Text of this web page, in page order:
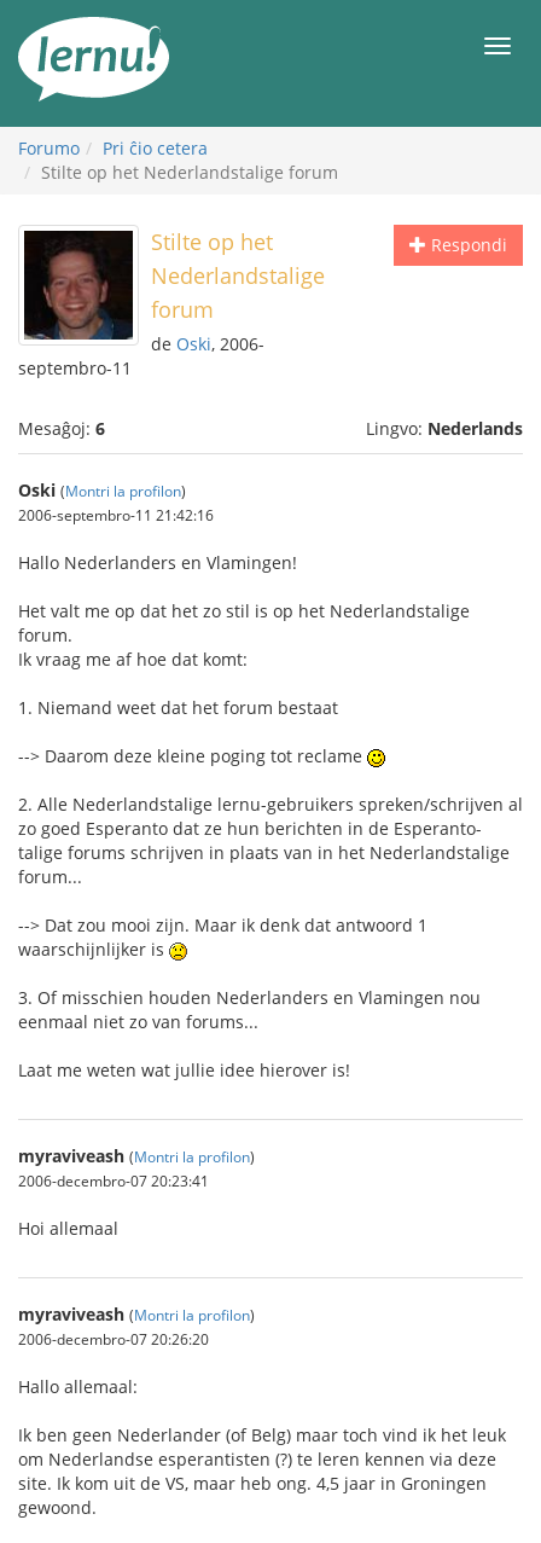
enhavo
Forumo
Pri ĉio cetera
Stilte op het Nederlandstalige forum
Respondi
Stilte op het
Nederlandstalige
forum
de Oski, 2006-
septembro-11
Mesaĝoj: 6 Lingvo: Nederlands
Oski (Montri la profilon)
2006-septembro-11 21:42:16
Hallo Nederlanders en Vlamingen!
Het valt me op dat het zo stil is op het Nederlandstalige
forum.
Ik vraag me af hoe dat komt:
1. Niemand weet dat het forum bestaat
--> Daarom deze kleine poging tot reclame
2. Alle Nederlandstalige lernu-gebruikers spreken/schrijven al
zo goed Esperanto dat ze hun berichten in de Esperanto-
talige forums schrijven in plaats van in het Nederlandstalige
forum...
--> Dat zou mooi zijn. Maar ik denk dat antwoord 1
waarschijnlijker is
3. Of misschien houden Nederlanders en Vlamingen nou
eenmaal niet zo van forums...
Laat me weten wat jullie idee hierover is!
myraviveash (Montri la profilon)
2006-decembro-07 20:23:41
Hoi allemaal
myraviveash (Montri la profilon)
2006-decembro-07 20:26:20
Hallo allemaal:
Ik ben geen Nederlander (of Belg) maar toch vind ik het leuk
om Nederlandse esperantisten (?) te leren kennen via deze
site. Ik kom uit de VS, maar heb ong. 4,5 jaar in Groningen
gewoond.